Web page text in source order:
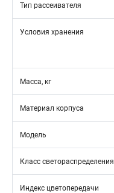
Тип рассеивателя
Условия хранения
Масса, кг
Материал корпуса
Модель
Класс светораспределения
Индекс цветопередачи